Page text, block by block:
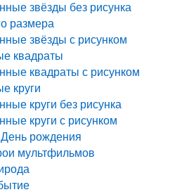
звёзды без рисунка
размера
звёзды с рисунком
квадраты
квадраты с рисунком
круги
круги без рисунка
круги с рисунком
День рождения
мультфильмов